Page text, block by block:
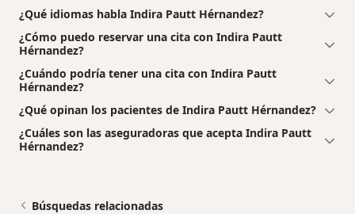
¿Qué idiomas habla Indira Pautt Hérnandez?
¿Cómo puedo reservar una cita con Indira Pautt
Hérnandez?
¿Cuándo podría tener una cita con Indira Pautt
Hérnandez?
¿Qué opinan los pacientes de Indira Pautt Hérnandez?
¿Cuáles son las aseguradoras que acepta Indira Pautt
Hérnandez?
Búsquedas relacionadas